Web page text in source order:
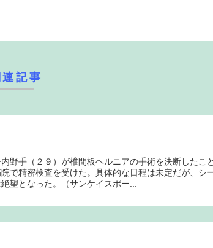
連記事
野手（２９）が椎間板ヘルニアの手術を決断したこ
で精密検査を受けた。具体的な日程は未定だが、シ
望となった。（サンケイスポー...